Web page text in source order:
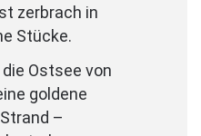
zerbrach in
Stücke.
Ostsee von
goldene
–